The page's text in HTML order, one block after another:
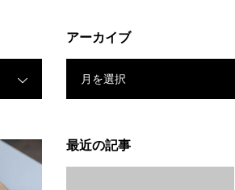
アーカイブ
月を選択
最近の記事